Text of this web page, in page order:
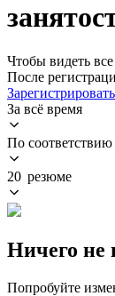
Чтобы видеть
После
За всё время
По соответствию
20 резюме
Ничего не
Попробуйте